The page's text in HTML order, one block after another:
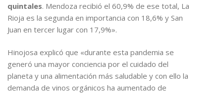
quintales. Mendoza recibió el 60,9% de ese total, La
Rioja es la segunda en importancia con 18,6% y San
Juan en tercer lugar con 17,9%».
Hinojosa explicó que «durante esta pandemia se
generó una mayor conciencia por el cuidado del
planeta y una alimentación más saludable y con ello la
demanda de vinos orgánicos ha aumentado de